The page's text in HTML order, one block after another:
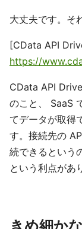
大丈夫です。そ
[CData API
https://
CData API
のこと、 SaaS
てデータが取得
す。接続先の
続できるという
という利点があ